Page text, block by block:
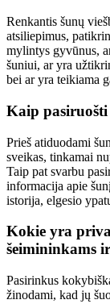
Renkantis šunų
atsiliepimus,
mylintys gyvūnus,
šuniui, ar yra
bei ar yra teikiama
Kaip
Prieš atiduodami
sveikas, tinkamai
Taip pat svarbu
informacija apie
istorija, elgesio
Kokie yra
šeimininkams
Pasirinkus
žinodami, kad jų